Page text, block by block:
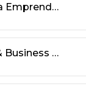
Vestida para Emprender
Marketing & Business - Juan Diego Díaz